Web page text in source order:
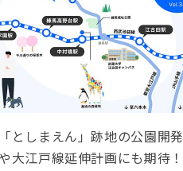
「としまえん」跡地の公園開発
大江戸線延伸計画にも期待！